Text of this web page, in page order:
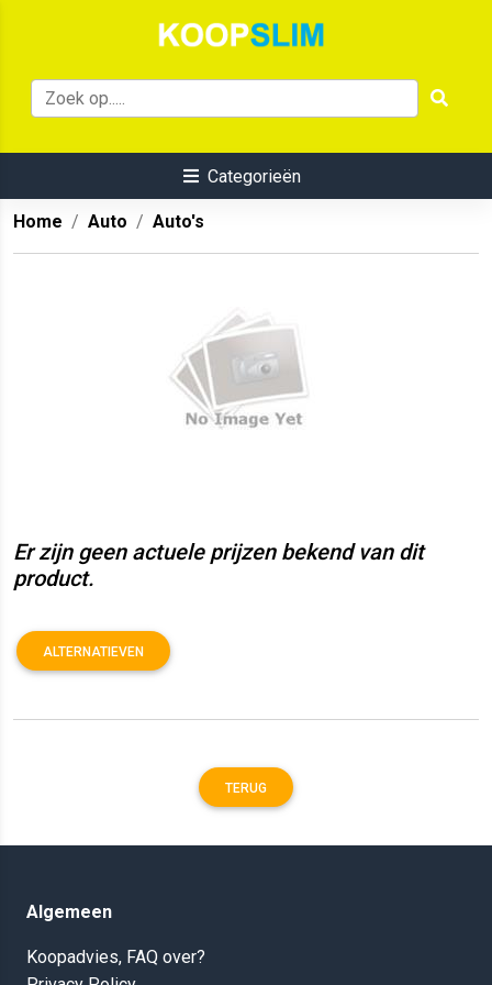
Categorieën
Home Auto Auto's
Er zijn geen actuele prijzen bekend van dit
product.
ALTERNATIEVEN
TERUG
Algemeen
Koopadvies, FAQ over?